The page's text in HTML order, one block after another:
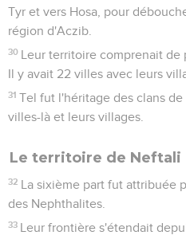
Tyr et vers Hosa, pour
région d'Aczib.
30 Leur territoire comprenait de
Il y avait 22 villes avec leurs
31 Tel fut l'héritage des clans
villes-là et leurs villages.
Le territoire de Neftali
32 La sixième part fut attribuée
des Nephthalites.
33 Leur frontière s'étendait